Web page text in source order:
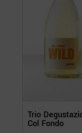
Trio
Col Fondo